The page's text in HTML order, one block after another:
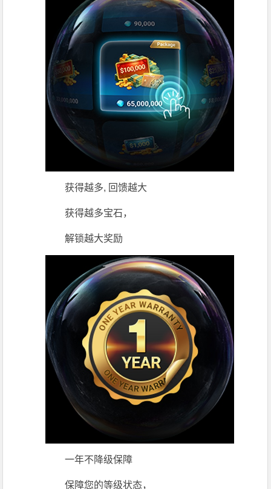
获得越多, 回馈越大
获得越多宝石，
解锁越大奖励
一年不降级保障
保障您的等级状态，